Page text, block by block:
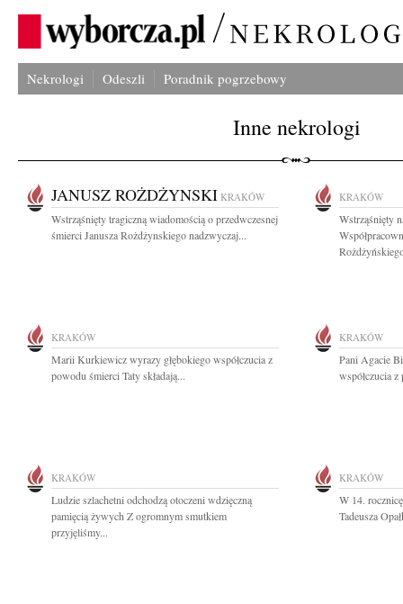
Nekrologi Odeszli Poradnik pogrzebowy
Inne nekrologi
JANUSZ ROŻDŻYNSKI KRAKÓW
Wstrząśnięty tragiczną wiadomością o przedwczesnej
śmierci Janusza Rożdżynskiego nadzwyczaj...
KRAKÓW
Wstrząśnięty
KRAKÓW
Marii Kurkiewicz wyrazy głębokiego współczucia z
powodu śmierci Taty składają...
KRAKÓW
Pani Agacie
współczucia
KRAKÓW
Ludzie szlachetni odchodzą otoczeni wdzięczną
pamięcią żywych Z ogromnym smutkiem
przyjęliśmy...
KRAKÓW
W 14.
Tadeusza